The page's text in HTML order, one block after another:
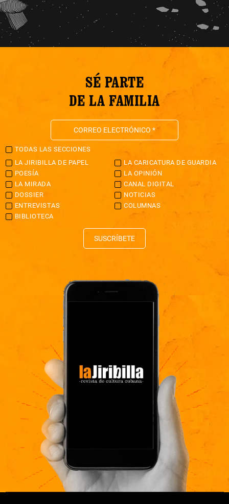
SÉ PARTE
DE LA FAMILIA
TODAS LAS SECCIONES
LA JIRIBILLA DE PAPEL
LA CARICATURA DE GUARDIA
POESÍA
LA OPINIÓN
LA MIRADA
CANAL DIGITAL
DOSSIER
NOTICIAS
ENTREVISTAS
COLUMNAS
BIBLIOTECA
SUSCRÍBETE